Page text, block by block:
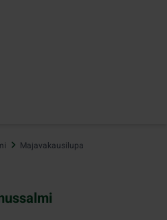
Majavakausilupa